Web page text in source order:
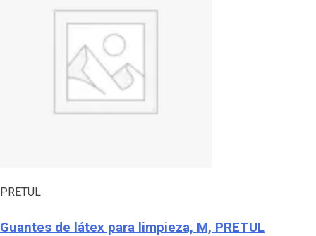
PRETUL
Guantes de látex para limpieza, M, PRETUL